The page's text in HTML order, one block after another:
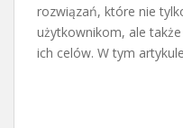
rozwiązań, które nie
użytkownikom, ale
ich celów. W tym